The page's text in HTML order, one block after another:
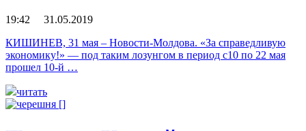
19:42 31.05.2019
КИШИНЕВ, 31 мая – Новости-Молдова. «За справедливую
экономику!» — под таким лозунгом в период с10 по 22 мая
прошел 10-й …
читать